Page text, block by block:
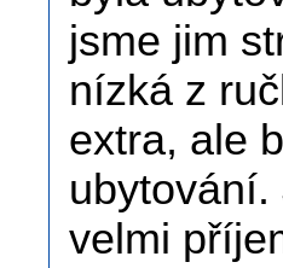
jsme jim
nízká z
extra, ale
velmi